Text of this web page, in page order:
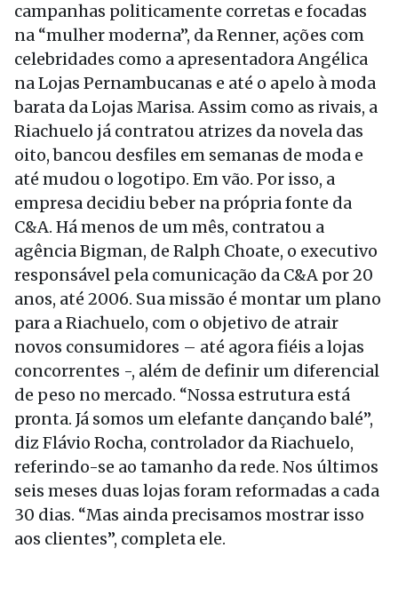
campanhas politicamente corretas e focadas
na “mulher moderna”, da Renner, ações com
celebridades como a apresentadora Angélica
na Lojas Pernambucanas e até o apelo à moda
barata da Lojas Marisa. Assim como as rivais, a
Riachuelo já contratou atrizes da novela das
oito, bancou desfiles em semanas de moda e
até mudou o logotipo. Em vão. Por isso, a
empresa decidiu beber na própria fonte da
C&A. Há menos de um mês, contratou a
agência Bigman, de Ralph Choate, o executivo
responsável pela comunicação da C&A por 20
anos, até 2006. Sua missão é montar um plano
para a Riachuelo, com o objetivo de atrair
novos consumidores – até agora fiéis a lojas
concorrentes -, além de definir um diferencial
de peso no mercado. “Nossa estrutura está
pronta. Já somos um elefante dançando balé”,
diz Flávio Rocha, controlador da Riachuelo,
referindo-se ao tamanho da rede. Nos últimos
seis meses duas lojas foram reformadas a cada
30 dias. “Mas ainda precisamos mostrar isso
aos clientes”, completa ele.